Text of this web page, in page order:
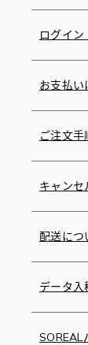
ログイン
お支払い
ご注文手
キャンセ
配送につ
データ入
SOREAL